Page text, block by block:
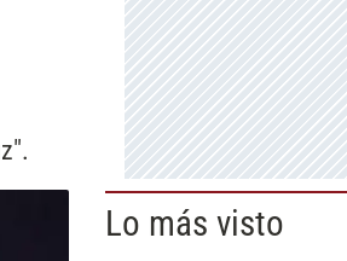
Lo más visto